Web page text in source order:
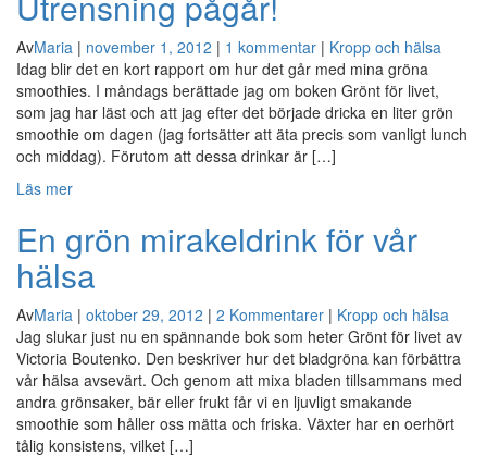
AvMaria | november 1, 2012 | 1 kommentar | Kropp och hälsa
Idag blir det en kort rapport om hur det går med mina gröna
smoothies. I måndags berättade jag om boken Grönt för livet,
som jag har läst och att jag efter det började dricka en liter grön
smoothie om dagen (jag fortsätter att äta precis som vanligt lunch
och middag). Förutom att dessa drinkar är […]
Läs mer
En grön mirakeldrink för vår
hälsa
AvMaria | oktober 29, 2012 | 2 Kommentarer | Kropp och hälsa
Jag slukar just nu en spännande bok som heter Grönt för livet av
Victoria Boutenko. Den beskriver hur det bladgröna kan förbättra
vår hälsa avsevärt. Och genom att mixa bladen tillsammans med
andra grönsaker, bär eller frukt får vi en ljuvligt smakande
smoothie som håller oss mätta och friska. Växter har en oerhört
tålig konsistens, vilket […]